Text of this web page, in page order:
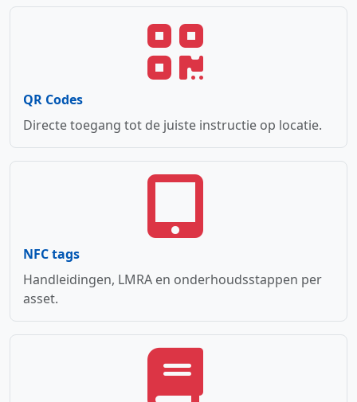
QR Codes
Directe toegang tot de juiste instructie op locatie.
NFC tags
Handleidingen, LMRA en onderhoudsstappen per
asset.